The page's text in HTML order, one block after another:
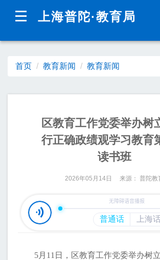
上海城市精神： 海纳
教育新闻
上海普陀·教育局
首页 教育新闻 教育新闻
区教育工作党委举办树
行正确政绩观学习教育
读书班
2026年05月14日 来源： 普陀教
5月11日，区教育工作党委举办树